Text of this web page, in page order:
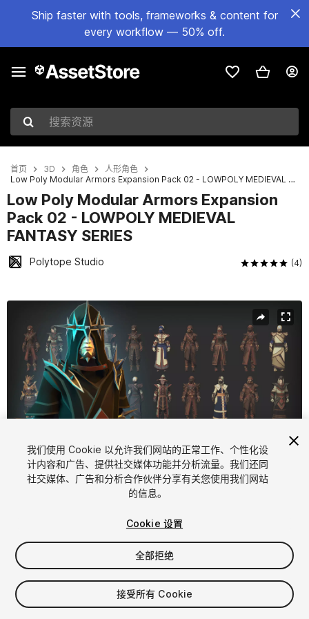
Ship faster with tools, frameworks & content for
every workflow — 50% off.
搜索资源
首页 3D 角色
人形角色
Low Poly Modular Armors Expansion Pack 02 - LOWPOLY MEDIEVAL FANTASY SERIES
Low Poly Modular Armors Expansion
Pack 02 - LOWPOLY MEDIEVAL
FANTASY SERIES
Polytope Studio (4)
当前幻灯片：1 / 15
1/15
$64.99
我们使用 Cookie 以允许我们网站的正常工作、个性化设
计内容和广告、提供社交媒体功能并分析流量。我们还同
社交媒体、广告和分析合作伙伴分享有关您使用我们网站
的信息。
Cookie 设置
全部拒绝
接受所有 Cookie